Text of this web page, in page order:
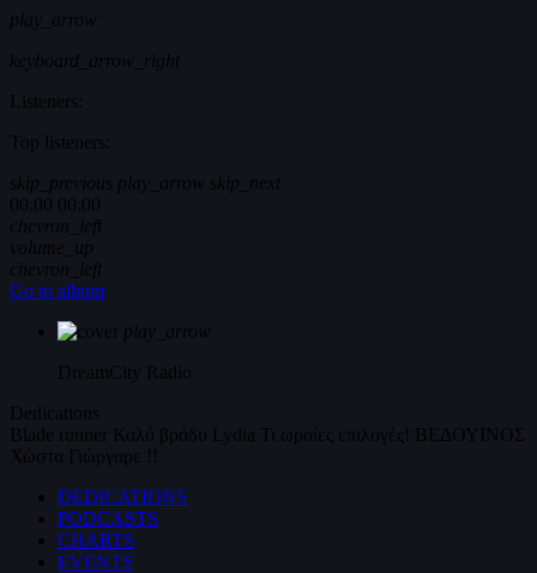
play_arrow
keyboard_arrow_right
Listeners:
Top listeners:
skip_previous play_arrow skip_next
00:00 00:00
chevron_left
volume_up
chevron_left
Go to album
play_arrow
DreamCity Radio
Dedications
Blade runner Καλό βράδυ Lydia Τι ωραίες επιλογές! ΒΕΔΟΥΙΝΟΣ
Χώστα Γιώργαρε !!
DEDICATIONS
PODCASTS
CHARTS
EVENTS